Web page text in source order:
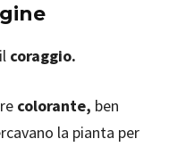
coraggio.
colorante, ben
la pianta per